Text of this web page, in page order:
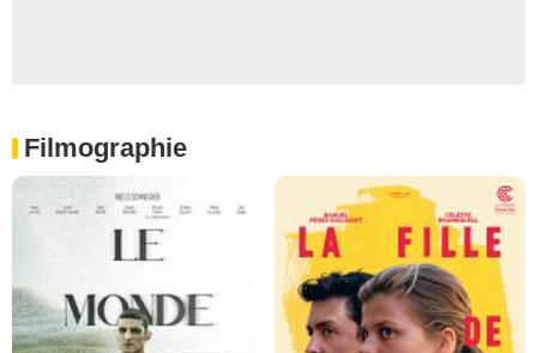
Filmographie